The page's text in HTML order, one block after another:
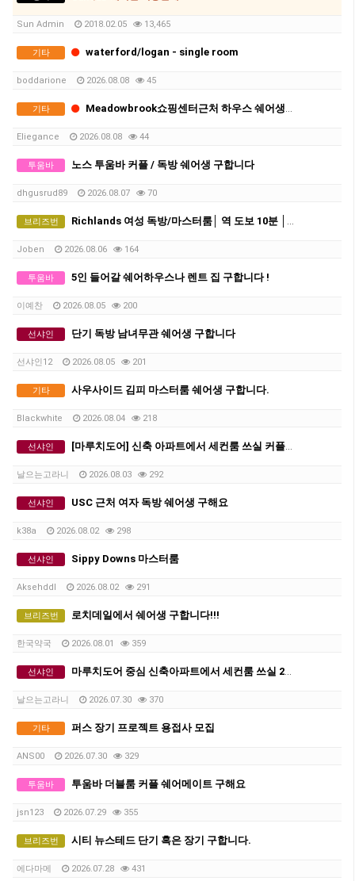
Sun Admin 2018.02.05 13,465
기타 waterford/logan - single room
boddarione 2026.08.08 45
기타 Meadowbrook쇼핑센터근처 하우스 쉐어생 두분구합니다:)
Eliegance 2026.08.08 44
투움바 노스 투움바 커플 / 독방 쉐어생 구합니다
dhgusrud89 2026.08.07 70
브리즈번 Richlands 여성 독방/마스터룸│ 역 도보 10분 │ 에어컨 │ 모든 빌 포함 │ 단기-약3개월 거주 가능
Joben 2026.08.06 164
투움바 5인 들어갈 쉐어하우스나 렌트 집 구합니다 !
이예찬 2026.08.05 200
선샤인 단기 독방 남녀무관 쉐어생 구합니다
선샤인12 2026.08.05 201
기타 사우사이드 김피 마스터룸 쉐어생 구합니다.
Blackwhite 2026.08.04 218
선샤인 [마루치도어] 신축 아파트에서 세컨룸 쓰실 커플 혹은 2인 쉐어 구합니다. 플라자 도보 5분거리.
날으는고라니 2026.08.03 292
선샤인 USC 근처 여자 독방 쉐어생 구해요
k38a 2026.08.02 298
선샤인 Sippy Downs 마스터룸
Aksehddl 2026.08.02 291
브리즈번 로치데일에서 쉐어생 구합니다!!!
한국약국 2026.08.01 359
선샤인 마루치도어 중심 신축아파트에서 세컨룸 쓰실 2인 쉐어 혹은 커플 구합니다.
날으는고라니 2026.07.30 370
기타 퍼스 장기 프로젝트 용접사 모집
ANS00 2026.07.30 329
투움바 투움바 더블룸 커플 쉐어메이트 구해요
jsn123 2026.07.29 355
브리즈번 시티 뉴스테드 단기 혹은 장기 구합니다.
에다마메 2026.07.28 431